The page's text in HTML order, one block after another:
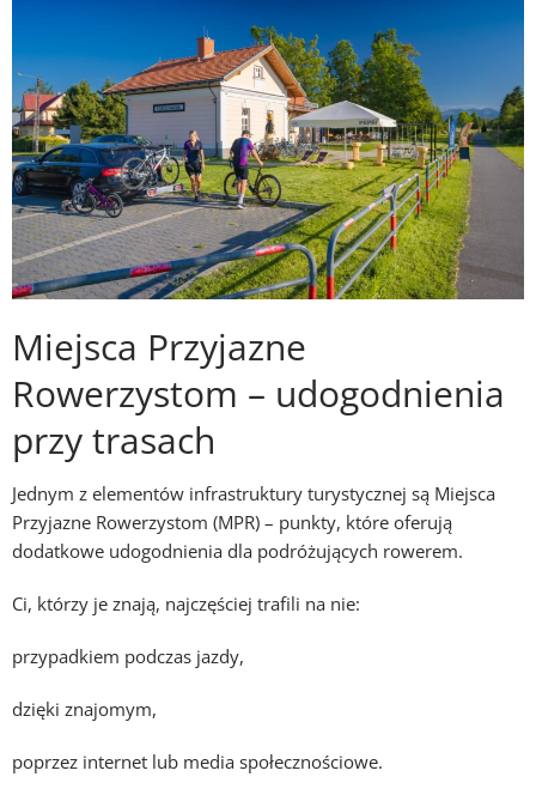
Miejsca Przyjazne
Rowerzystom – udogodnienia
przy trasach
Jednym z elementów infrastruktury turystycznej są Miejsca
Przyjazne Rowerzystom (MPR) – punkty, które oferują
dodatkowe udogodnienia dla podróżujących rowerem.
Ci, którzy je znają, najczęściej trafili na nie:
przypadkiem podczas jazdy,
dzięki znajomym,
poprzez internet lub media społecznościowe.